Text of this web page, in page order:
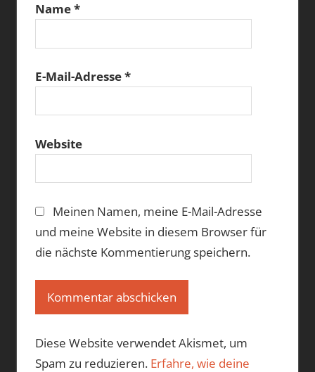
Name*
E-Mail-Adresse*
Website
Meinen Namen, meine E-Mail-Adresse
und meine Website in diesem Browser für
die nächste Kommentierung speichern.
Diese Website verwendet Akismet, um
Spam zu reduzieren. Erfahre, wie deine